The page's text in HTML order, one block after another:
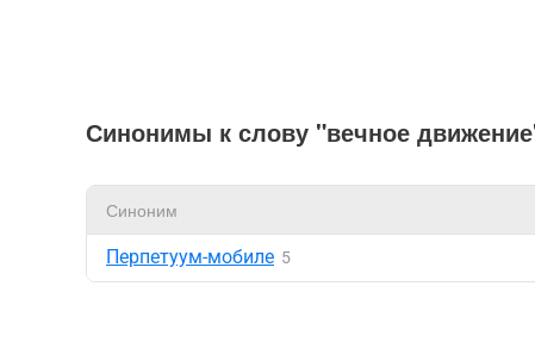
Синонимы к слову "вечное
Синоним
Перпетуум-мобиле 5